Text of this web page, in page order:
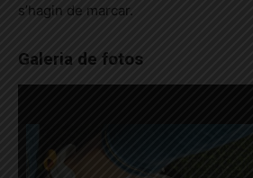
s’hagin de marcar.
Galeria de fotos